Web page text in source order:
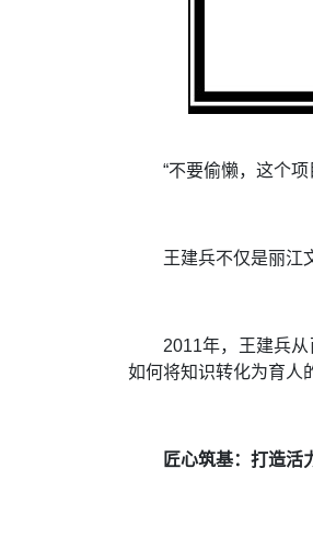
“不要偷懒，这个
王建兵不仅是丽江
2011年，王建兵
如何将知识转化为育人
匠心筑基：打造活